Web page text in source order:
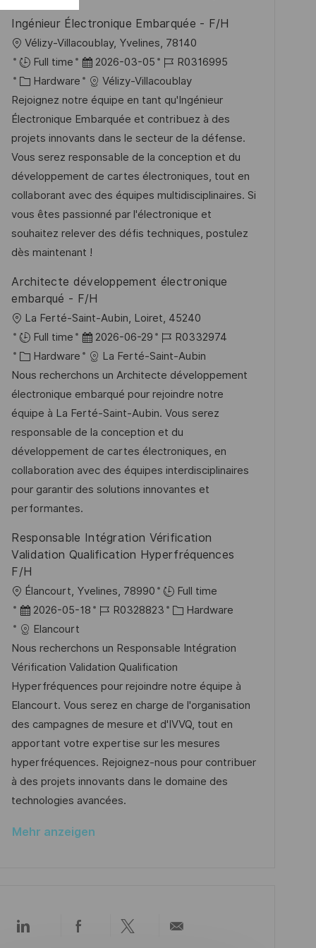
u
n
g
e
r
ö
f
e
n
t
l
i
c
h
u
n
g
e
Ingénieur Électronique Embarquée - F/H
O
r
t
Vélizy-Villacoublay, Yvelines, 78140
Full time
D
a
t
u
m
d
e
r
V
e
r
f
n
2026-03-05
J
o
b
-
I
D
R0316995
K
a
t
e
g
o
r
i
e
Hardware
Vélizy-Villacoublay
Rejoignez notre équipe en tant qu'Ingénieur
Électronique Embarquée et contribuez à des
projets innovants dans le secteur de la défense.
Vous serez responsable de la conception et du
développement de cartes électroniques, tout en
collaborant avec des équipes multidisciplinaires. Si
vous êtes passionné par l'électronique et
souhaitez relever des défis techniques, postulez
dès maintenant !
Architecte développement électronique
embarqué - F/H
O
r
t
La Ferté-Saint-Aubin, Loiret, 45240
Full time
D
a
t
u
m
d
e
r
V
e
ö
f
e
l
2026-06-29
J
o
b
-
I
D
R0332974
K
a
t
e
g
o
r
i
e
Hardware
La Ferté-Saint-Aubin
Nous recherchons un Architecte développement
électronique embarqué pour rejoindre notre
équipe à La Ferté-Saint-Aubin. Vous serez
responsable de la conception et du
développement de cartes électroniques, en
collaboration avec des équipes interdisciplinaires
pour garantir des solutions innovantes et
performantes.
Responsable Intégration Vérification
Validation Qualification Hyperfréquences
F/H
O
r
t
Élancourt, Yvelines, 78990
Full time
D
a
t
u
m
d
e
r
V
e
r
f
l
2026-05-18
J
b
-
I
D
R0328823
K
t
e
g
o
r
i
e
Hardware
Elancourt
Nous recherchons un Responsable Intégration
Vérification Validation Qualification
Hyperfréquences pour rejoindre notre équipe à
Elancourt. Vous serez en charge de l'organisation
des campagnes de mesure et d'IVVQ, tout en
apportant votre expertise sur les mesures
hyperfréquences. Rejoignez-nous pour contribuer
à des projets innovants dans le domaine des
technologies avancées.
Mehr anzeigen
Über
Über
Über
Per